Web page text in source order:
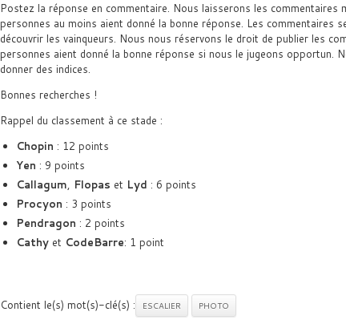
Postez la réponse en commentaire. Nous laisserons les commentaires
personnes au moins aient donné la bonne réponse. Les commentaires
découvrir les vainqueurs. Nous nous réservons le droit de publier les
personnes aient donné la bonne réponse si nous le jugeons opportun.
donner des indices.
Bonnes recherches !
Rappel du classement à ce stade :
Chopin : 12 points
Yen : 9 points
Callagum, Flopas et Lyd : 6 points
Procyon : 3 points
Pendragon : 2 points
Cathyet CodeBarre: 1 point
Contient le(s) mot(s)-clé(s) : ESCALIER PHOTO